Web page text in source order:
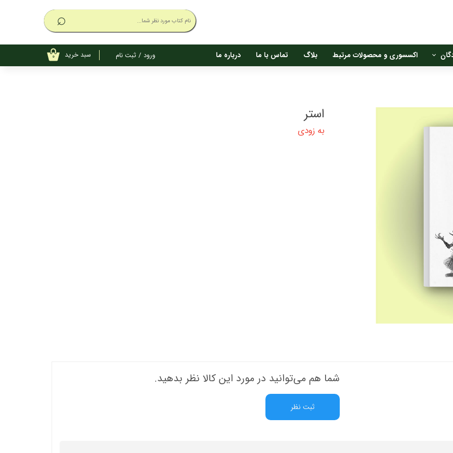
ورود / ثبت نام
اکسسوری و محصولات مرتبط بلاگ تماس با ما درباره ما ۰ سبد خرید
⌕
استر
به زودی
شما هم می‌توانید در مورد این کالا نظر بدهید.
ثبت نظر